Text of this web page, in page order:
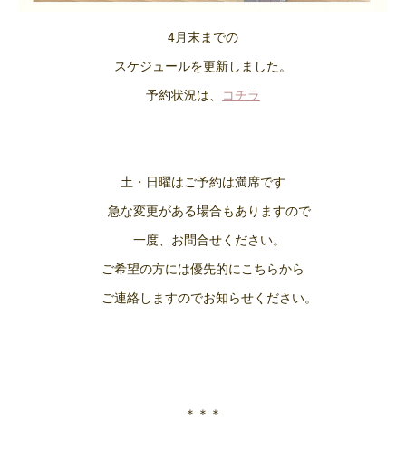
4月末までの
スケジュールを更新しました。
予約状況は、 コチラ
土・日曜はご予約は満席です
急な変更がある場合もありますので
一度、お問合せください。
ご希望の方には優先的にこちらから
ご連絡しますのでお知らせください。
＊＊＊